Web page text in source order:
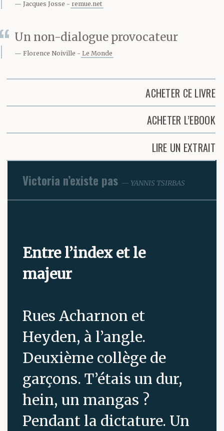
Jacques Josse remue.net
Un non-dialogue provocateur
Florence Noiville Le Monde
ACHETER CE LIVRE
ACHETER L’EBOOK
LIRE UN EXTRAIT
Victoria n’existe pas YANNIS TSIRBAS
Entre l’index et le
majeur
Rues Acharnon et
Heyden, à l’angle.
Deuxième collège de
garçons. T’étais un dur,
hein, un mangas ?
Pendant la dictature. Un